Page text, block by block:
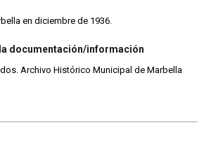
en diciembre de 1936.
documentación/información
Archivo Histórico Municipal de Marbella